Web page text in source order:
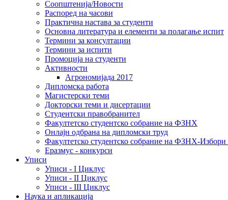
Соопштенија/Новости
Распоред на часови
Практична настава за студенти
Основна литература и елементи за полагање испит
Термини за консултации
Термини за испити
Промоција на студенти
Активности
Агрономијада 2017
Дипломска работа
Магистерски теми
Докторски теми и дисертации
Студентски правобранител
Факултетско студентско собрание на ФЗНХ
Онлајн одбрана на дипломски труд
Факултетско студентско собрание на ФЗНХ-
Еразмус - конкурси
Уписи
Уписи - I Циклус
Уписи - II Циклус
Уписи - III Циклус
Наука и апликација